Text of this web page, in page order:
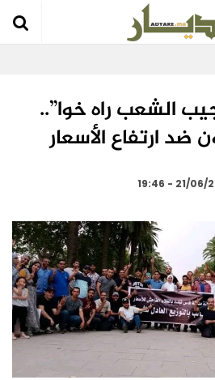
جيب الشعب راه خوا”..
ضد ارتفاع الأسعار
21/06/2022